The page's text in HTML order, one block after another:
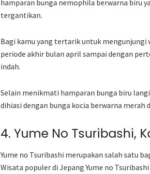
hamparan bunga nemophila berwarna biru
tergantikan.
Bagi kamu yang tertarik untuk mengunjungi
periode akhir bulan april sampai dengan
indah.
Selain menikmati hamparan bunga biru
dihiasi dengan bunga kocia berwarna merah
4. Yume No Tsuribashi,
Yume no Tsuribashi merupakan salah satu
Wisata populer di Jepang Yume no